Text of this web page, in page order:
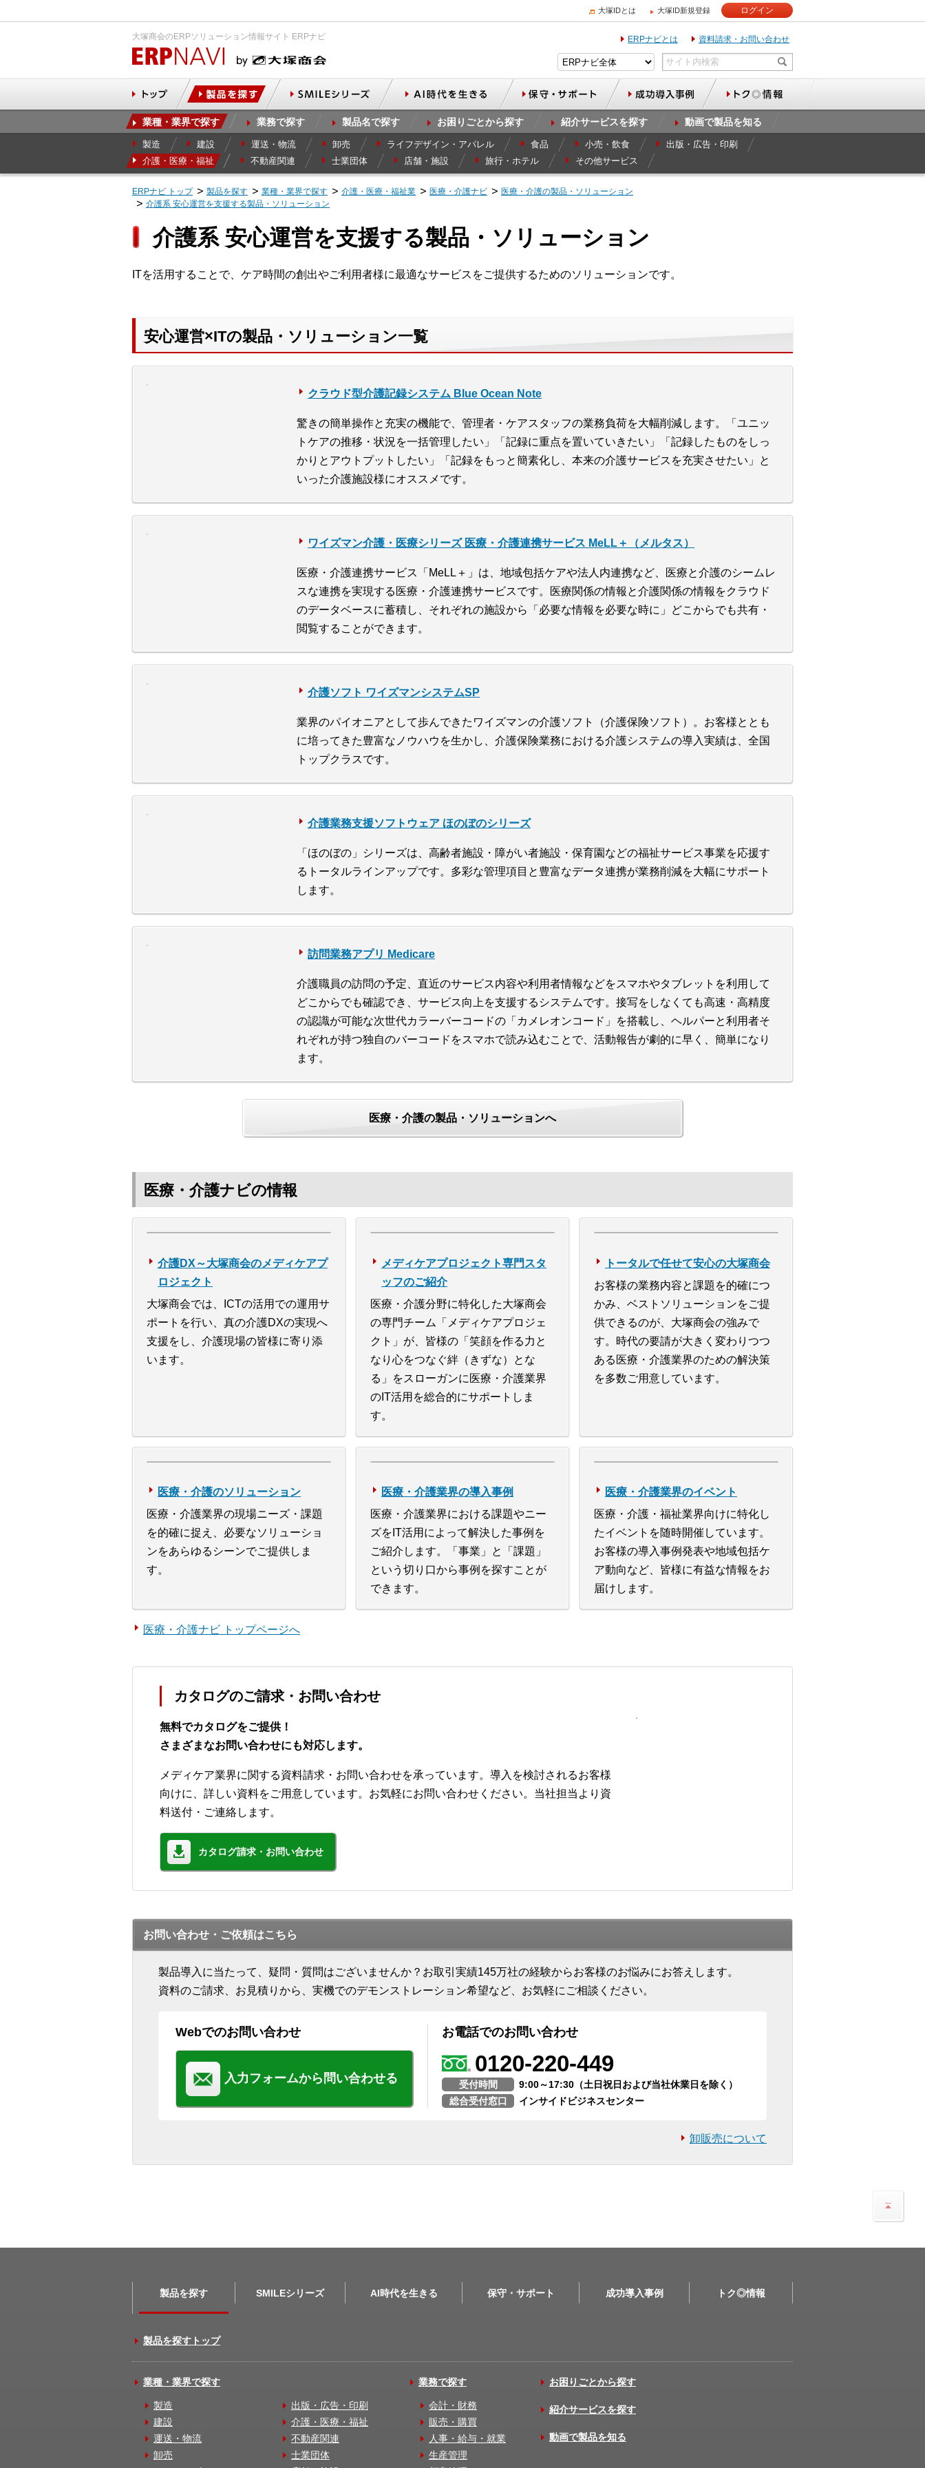
大塚IDとは 大塚ID新規登録 ログイン
大塚商会のERPソリューション情報サイト ERPナビ ERPナビとは 資料請求・お問い合わせ
業種・業界で探す 業務で探す 製品名で探す お困りごとから探す 紹介サービスを探す 動画で製品を知る
製造 建設 運送・物流 卸売 ライフデザイン・アパレル 食品 小売・飲食
出版・広告・印刷
介護・医療・福祉
不動産関連 士業団体 店舗・施設 旅行・ホテル その他サービス
ERPナビ トップ 製品を探す 業種・業界で探す 介護・医療・福祉業 医療・介護ナビ
医療・介護の製品・ソリューション
介護系 安心運営を支援する製品・ソリューション
介護系 安心運営を支援する製品・ソリューション
ITを活用することで、ケア時間の創出やご利用者様に最適なサービスをご提供するためのソリューションです。
安心運営×ITの製品・ソリューション一覧
クラウド型介護記録システム Blue Ocean Note
驚きの簡単操作と充実の機能で、管理者・ケアスタッフの業務負荷を大幅削減します。「ユニッ
トケアの推移・状況を一括管理したい」「記録に重点を置いていきたい」「記録したものをしっ
かりとアウトプットしたい」「記録をもっと簡素化し、本来の介護サービスを充実させたい」と
いった介護施設様にオススメです。
ワイズマン介護・医療シリーズ 医療・介護連携サービス MeLL＋（メルタス）
医療・介護連携サービス「MeLL＋」は、地域包括ケアや法人内連携など、医療と介護のシームレ
スな連携を実現する医療・介護連携サービスです。医療関係の情報と介護関係の情報をクラウド
のデータベースに蓄積し、それぞれの施設から「必要な情報を必要な時に」どこからでも共有・
閲覧することができます。
介護ソフト ワイズマンシステムSP
業界のパイオニアとして歩んできたワイズマンの介護ソフト（介護保険ソフト）。お客様ととも
に培ってきた豊富なノウハウを生かし、介護保険業務における介護システムの導入実績は、全国
トップクラスです。
介護業務支援ソフトウェア ほのぼのシリーズ
「ほのぼの」シリーズは、高齢者施設・障がい者施設・保育園などの福祉サービス事業を応援す
るトータルラインアップです。多彩な管理項目と豊富なデータ連携が業務削減を大幅にサポート
します。
訪問業務アプリ Medicare
介護職員の訪問の予定、直近のサービス内容や利用者情報などをスマホやタブレットを利用して
どこからでも確認でき、サービス向上を支援するシステムです。接写をしなくても高速・高精度
の認識が可能な次世代カラーバーコードの「カメレオンコード」を搭載し、ヘルパーと利用者そ
れぞれが持つ独自のバーコードをスマホで読み込むことで、活動報告が劇的に早く、簡単になり
ます。
医療・介護の製品・ソリューションへ
医療・介護ナビの情報
介護DX～大塚商会のメディケアプ
ロジェクト
大塚商会では、ICTの活用での運用サ
ポートを行い、真の介護DXの実現へ
支援をし、介護現場の皆様に寄り添
います。
メディケアプロジェクト専門スタ
ッフのご紹介
医療・介護分野に特化した大塚商会
の専門チーム「メディケアプロジェ
クト」が、皆様の「笑顔を作る力と
なり心をつなぐ絆（きずな）とな
る」をスローガンに医療・介護業界
のIT活用を総合的にサポートしま
す。
トータルで任せて安心の大塚商会
お客様の業務内容と課題を的確につ
かみ、ベストソリューションをご提
供できるのが、大塚商会の強みで
す。時代の要請が大きく変わりつつ
ある医療・介護業界のための解決策
を多数ご用意しています。
医療・介護のソリューション
医療・介護業界の現場ニーズ・課題
を的確に捉え、必要なソリューショ
ンをあらゆるシーンでご提供しま
す。
医療・介護業界の導入事例
医療・介護業界における課題やニー
ズをIT活用によって解決した事例を
ご紹介します。「事業」と「課題」
という切り口から事例を探すことが
できます。
医療・介護業界のイベント
医療・介護・福祉業界向けに特化し
たイベントを随時開催しています。
お客様の導入事例発表や地域包括ケ
ア動向など、皆様に有益な情報をお
届けします。
医療・介護ナビ トップページへ
カタログのご請求・お問い合わせ
無料でカタログをご提供！
さまざまなお問い合わせにも対応します。
メディケア業界に関する資料請求・お問い合わせを承っています。導入を検討されるお客様
向けに、詳しい資料をご用意しています。お気軽にお問い合わせください。当社担当より資
料送付・ご連絡します。
カタログ請求・お問い合わせ
お問い合わせ・ご依頼はこちら
製品導入に当たって、疑問・質問はございませんか？お取引実績145万社の経験からお客様のお悩みにお答えします。
資料のご請求、お見積りから、実機でのデモンストレーション希望など、お気軽にご相談ください。
Webでのお問い合わせ
入力フォームから問い合わせる
お電話でのお問い合わせ
0120-220-449
受付時間
9:00～17:30（土日祝日および当社休業日を除く）
総合受付窓口
インサイドビジネスセンター
卸販売について
製品を探す SMILEシリーズ AI時代を生きる 保守・サポート 成功導入事例 トク◎情報
製品を探すトップ
業種・業界で探す
製造
建設
運送・物流
卸売
出版・広告・印刷
介護・医療・福祉
不動産関連
士業団体
業務で探す
会計・財務
販売・購買
人事・給与・就業
生産管理
お困りごとから探す
紹介サービスを探す
動画で製品を知る